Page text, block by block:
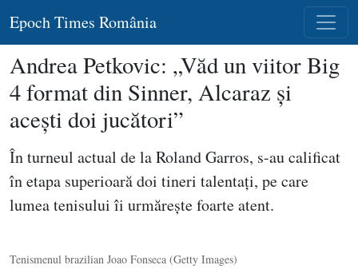
Epoch Times România
Andrea Petkovic: „Văd un viitor Big
4 format din Sinner, Alcaraz şi
aceşti doi jucători”
În turneul actual de la Roland Garros, s-au calificat
în etapa superioară doi tineri talentaţi, pe care
lumea tenisului îi urmăreşte foarte atent.
Tenismenul brazilian Joao Fonseca (Getty Images)